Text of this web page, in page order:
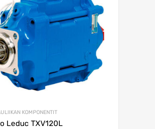
KOMPONENTIT
Leduc TXV120L